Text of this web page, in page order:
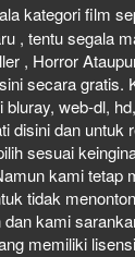
kategori film
, tentu segala
, Horror
secara gratis.
web-dl,
disini dan untuk
sesuai
kami tetap
tidak
kami
memiliki